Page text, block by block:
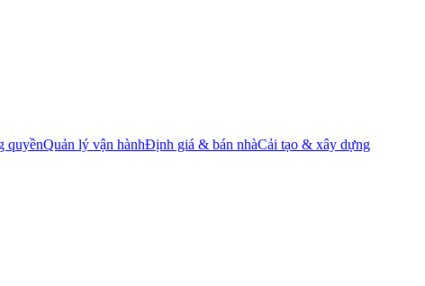
quyềnQuản lý vận hànhĐịnh giá & bán nhàCải tạo & xây dựng